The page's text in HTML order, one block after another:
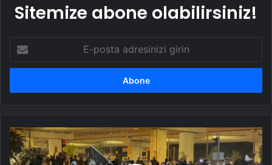
Sitemize abone olabilirsiniz!
posta
adresinizi
İBB
soruşturması
protestolarına